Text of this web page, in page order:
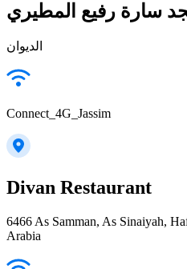
سارة رفيع المطيري
الديوان
Connect_4G_Jassim
Divan Restaurant
6466 As Samman, As Sinaiyah,
Arabia